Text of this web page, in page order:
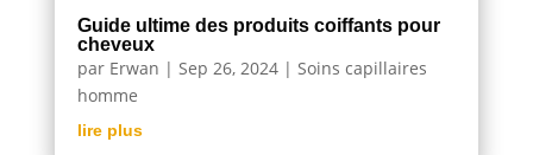
Guide ultime des produits coiffants pour
cheveux
par Erwan | Sep 26, 2024| Soins capillaires
homme
lire plus